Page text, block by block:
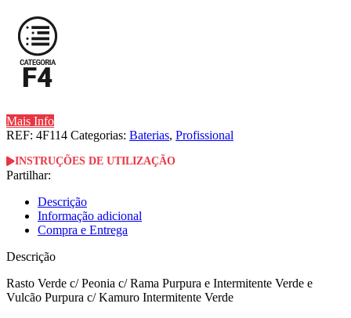
Mais Info
REF: 4F114 Categorias: Baterias, Profissional
INSTRUÇÕES DE UTILIZAÇÃO
Partilhar:
Descrição
Informação adicional
Compra e Entrega
Descrição
Rasto Verde c/ Peonia c/ Rama Purpura e Intermitente Verde e
Vulcão Purpura c/ Kamuro Intermitente Verde